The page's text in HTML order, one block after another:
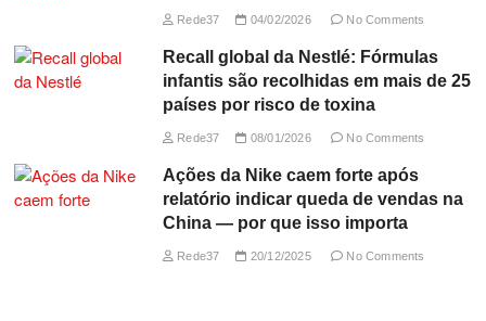
Rede37 04/02/2026 No Comments
Recall global da Nestlé: Fórmulas
infantis são recolhidas em mais de 25
países por risco de toxina
Rede37 08/01/2026 No Comments
Ações da Nike caem forte após
relatório indicar queda de vendas na
China — por que isso importa
Rede37 20/12/2025 No Comments